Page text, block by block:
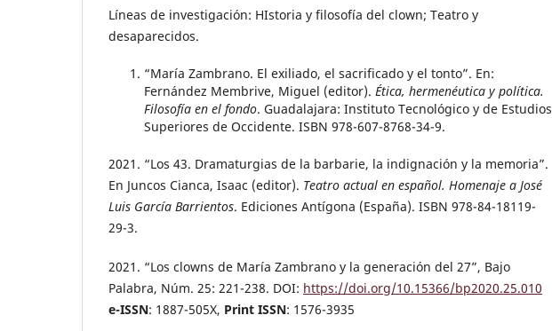
Líneas de investigación: HIstoria y filosofía del clown; Teatro y
desaparecidos.
“María Zambrano. El exiliado, el sacrificado y el tonto”. En:
Fernández Membrive, Miguel (editor). Ética, hermenéutica y política.
Filosofía en el fondo. Guadalajara: Instituto Tecnológico y de Estudios
Superiores de Occidente. ISBN 978-607-8768-34-9.
2021. “Los 43. Dramaturgias de la barbarie, la indignación y la memoria”.
En Juncos Cianca, Isaac (editor). Teatro actual en español. Homenaje a José
Luis García Barrientos. Ediciones Antígona (España). ISBN 978-84-18119-
29-3.
2021. “Los clowns de María Zambrano y la generación del 27”, Bajo
Palabra, Núm. 25: 221-238. DOI: https://doi.org/10.15366/bp2020.25.010
e-ISSN: 1887-505X, Print ISSN: 1576-3935